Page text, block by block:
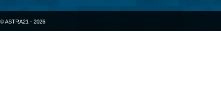
© ASTRA21 - 2026